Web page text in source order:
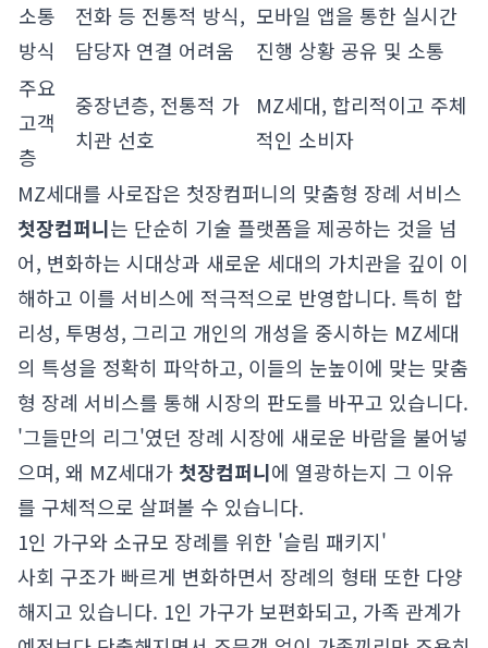
소통
방식
전화 등 전통적 방식,
담당자 연결 어려움
모바일 앱을 통한 실시간
진행 상황 공유 및 소통
주요
고객
층
중장년층, 전통적 가
치관 선호
MZ세대, 합리적이고 주체
적인 소비자
MZ세대를 사로잡은 첫장컴퍼니의 맞춤형 장례 서비스
첫장컴퍼니는 단순히 기술 플랫폼을 제공하는 것을 넘
어, 변화하는 시대상과 새로운 세대의 가치관을 깊이 이
해하고 이를 서비스에 적극적으로 반영합니다. 특히 합
리성, 투명성, 그리고 개인의 개성을 중시하는 MZ세대
의 특성을 정확히 파악하고, 이들의 눈높이에 맞는 맞춤
형 장례 서비스를 통해 시장의 판도를 바꾸고 있습니다.
'그들만의 리그'였던 장례 시장에 새로운 바람을 불어넣
으며, 왜 MZ세대가 첫장컴퍼니에 열광하는지 그 이유
를 구체적으로 살펴볼 수 있습니다.
1인 가구와 소규모 장례를 위한 '슬림 패키지'
사회 구조가 빠르게 변화하면서 장례의 형태 또한 다양
해지고 있습니다. 1인 가구가 보편화되고, 가족 관계가